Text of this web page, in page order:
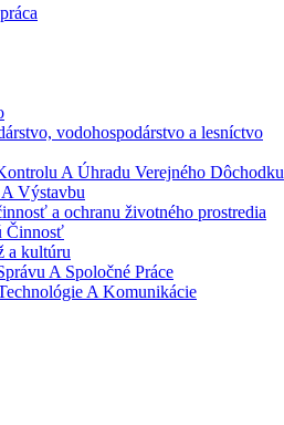
vodohospodárstvo a lesníctvo
A Úhradu Verejného Dôchodku
Výstavbu
a ochranu životného prostredia
Činnosť
a kultúru
A Spoločné Práce
A Komunikácie